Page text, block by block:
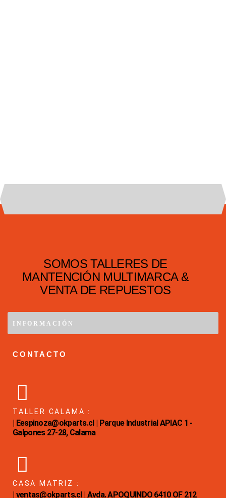
SOMOS TALLERES DE
MANTENCIÓN MULTIMARCA &
VENTA DE REPUESTOS
INFORMACIÓN
CONTACTO
TALLER CALAMA :
| Eespinoza@okparts.cl | Parque Industrial APIAC 1 -
Galpones 27-28, Calama
CASA MATRIZ :
| ventas@okparts.cl | Avda. APOQUINDO 6410 OF 212